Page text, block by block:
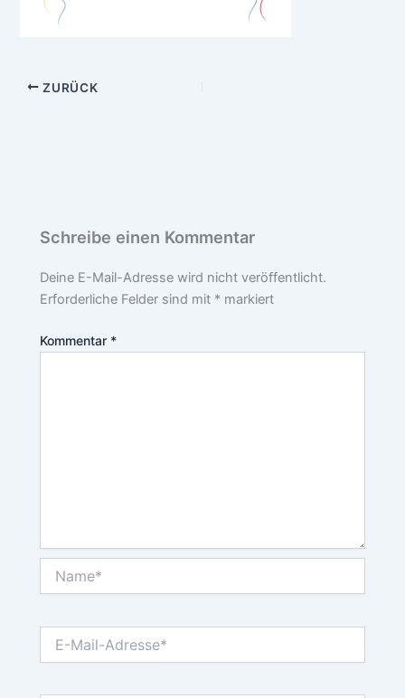
ZURÜCK
Schreibe einen Kommentar
Deine E-Mail-Adresse wird nicht veröffentlicht.
Erforderliche Felder sind mit * markiert
Kommentar *
Mail-